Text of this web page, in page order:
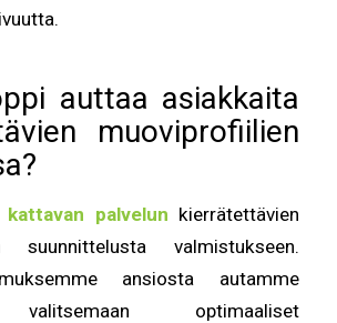
auttaa asiakkaita
muoviprofiilien
palvelun kierrätettävien
suunnittelusta valmistukseen.
ansiosta autamme
optimaaliset